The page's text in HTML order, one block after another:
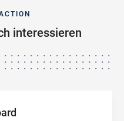
interessieren